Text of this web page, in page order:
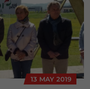
13 MAY 2019